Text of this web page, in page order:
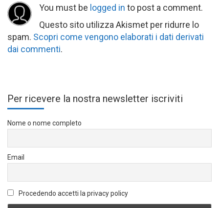
You must be logged in to post a comment.
Questo sito utilizza Akismet per ridurre lo
spam. Scopri come vengono elaborati i dati derivati
dai commenti.
Per ricevere la nostra newsletter iscriviti
Nome o nome completo
Email
Procedendo accetti la privacy policy